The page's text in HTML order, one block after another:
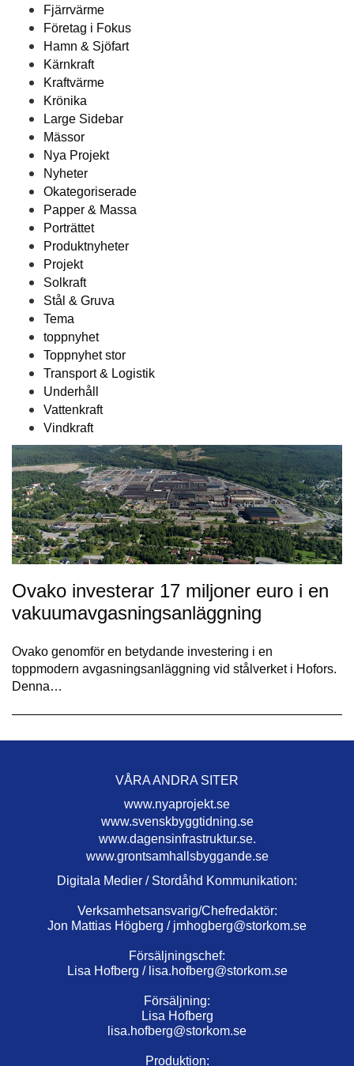
Fjärrvärme
Företag i Fokus
Hamn & Sjöfart
Kärnkraft
Kraftvärme
Krönika
Large Sidebar
Mässor
Nya Projekt
Nyheter
Okategoriserade
Papper & Massa
Porträttet
Produktnyheter
Projekt
Solkraft
Stål & Gruva
Tema
toppnyhet
Toppnyhet stor
Transport & Logistik
Underhåll
Vattenkraft
Vindkraft
Ovako investerar 17 miljoner euro i en
vakuumavgasningsanläggning
Ovako genomför en betydande investering i en
toppmodern avgasningsanläggning vid stålverket i Hofors.
Denna…
VÅRA ANDRA SITER
www.nyaprojekt.se
www.svenskbyggtidning.se
www.dagensinfrastruktur.se.
www.grontsamhallsbyggande.se
Digitala Medier / Stordåhd Kommunikation:
Verksamhetsansvarig/Chefredaktör:
Jon Mattias Högberg / jmhogberg@storkom.se
Försäljningschef:
Lisa Hofberg / lisa.hofberg@storkom.se
Försäljning:
Lisa Hofberg
lisa.hofberg@storkom.se
Produktion: